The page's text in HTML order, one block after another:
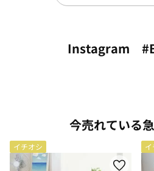
Instagram
今売れている
イチオシ